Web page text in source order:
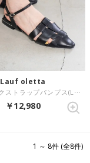
Lauf oletta
グルカバックストラップパンプス(LH123) （BLACK）
￥12,980
1 ～ 8件 (全8件)